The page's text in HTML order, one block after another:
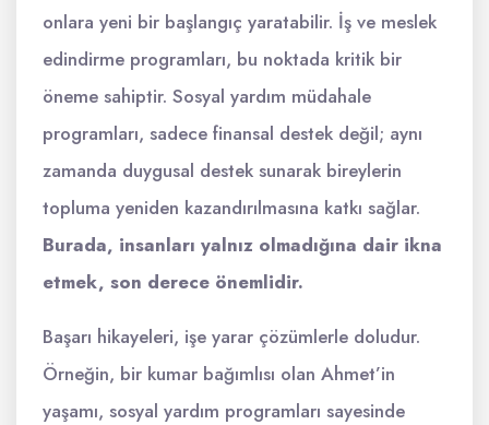
onlara yeni bir başlangıç yaratabilir. İş ve meslek
edindirme programları, bu noktada kritik bir
öneme sahiptir. Sosyal yardım müdahale
programları, sadece finansal destek değil; aynı
zamanda duygusal destek sunarak bireylerin
topluma yeniden kazandırılmasına katkı sağlar.
Burada, insanları yalnız olmadığına dair ikna
etmek, son derece önemlidir.
Başarı hikayeleri, işe yarar çözümlerle doludur.
Örneğin, bir kumar bağımlısı olan Ahmet’in
yaşamı, sosyal yardım programları sayesinde